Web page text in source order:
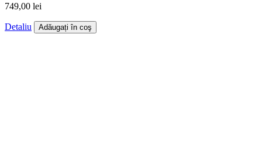
749,00 lei
Detaliu Adăugați în coş